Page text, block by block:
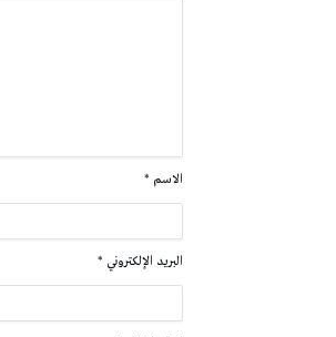
الاسم *
البريد الإلكتروني *